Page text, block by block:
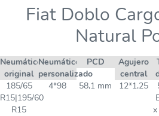
Fiat Doblo
Natural
Neumático
original
Neumático
personalizado
PCD
Agujero
central
185/65
R15|195/60
R15
4*98 58,1 mm 12*1,25